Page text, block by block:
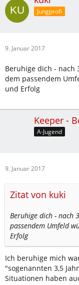
Jungprofi
9. Januar 2017
Beruhige dich - nach
dem passendem
und Erfolg
Keeper -
A-Jugend
9. Januar 2017
Zitat von kuki
Beruhige dich - nach
passendem Umfeld
Erfolg
Ich beruhige mich
"sogenannten 3,5
Situationen haben